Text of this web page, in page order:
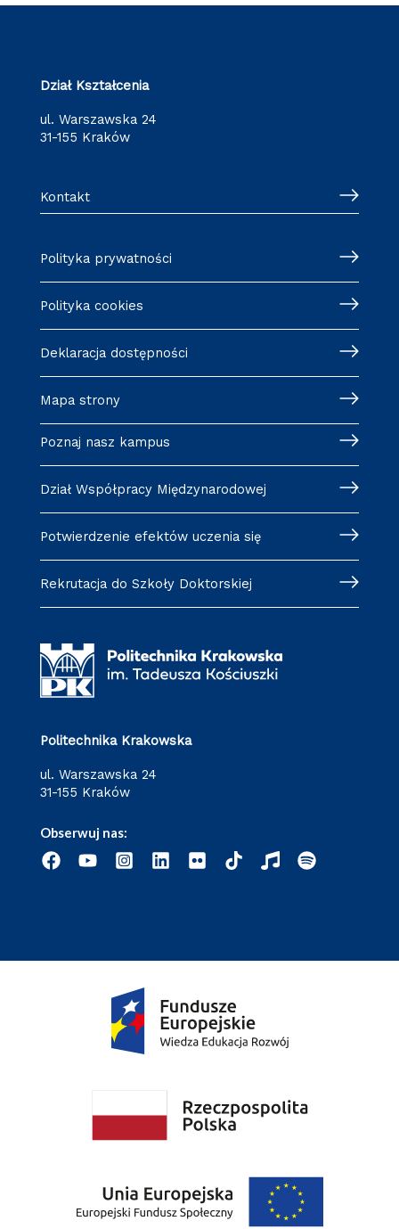
Dział Kształcenia
ul. Warszawska 24
31-155 Kraków
Kontakt
Polityka prywatności
Polityka cookies
Deklaracja dostępności
Mapa strony
Poznaj nasz kampus
Dział Współpracy Międzynarodowej
Potwierdzenie efektów uczenia się
Rekrutacja do Szkoły Doktorskiej
Politechnika Krakowska
ul. Warszawska 24
31-155 Kraków
Obserwuj nas: